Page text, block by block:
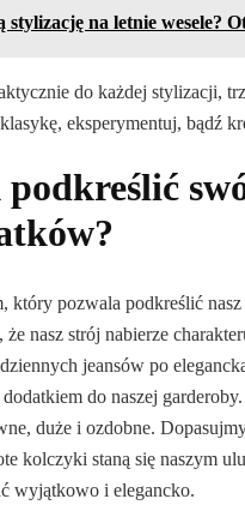
stylizację na letnie wesele?
do każdej stylizacji,
eksperymentuj, bądź
który pozwala podkreślić
nasz strój nabierze
jeansów po
do naszej
duże i ozdobne.
kolczyki staną się naszym
wyjątkowo i elegancko.